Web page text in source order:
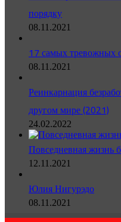
порядку
08.11.2021
17 самых
08.11.2021
Реинкарнация
другом мире (2021)
24.02.2022
Повседневная жизнь
12.11.2021
Юлия Нигурэдо
08.11.2021